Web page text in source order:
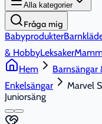
Alla kategorier
Fråga mig
Babyprodukter
& HobbyLeksaker
Hem
Barnsängar
Enkelsängar
Marvel
Juniorsäng